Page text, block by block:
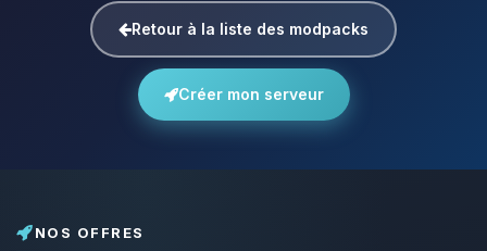
Retour à la liste des modpacks
Créer mon serveur
NOS OFFRES